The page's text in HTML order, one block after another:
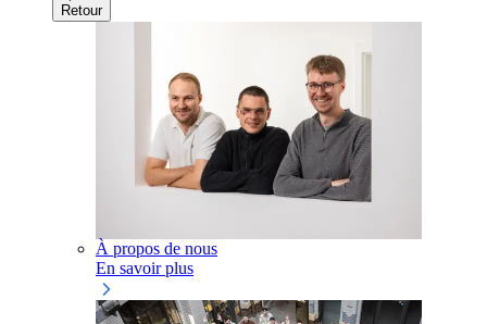
Retour
À propos de nous
En savoir plus